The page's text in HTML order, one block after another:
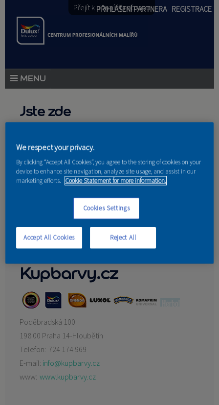
Přejít k hlavnímu obsahu
PŘIHLÁŠENÍ PARTNERA REGISTRACE
PRODUKTOVÉ NOVINKY
PORADENSTVÍ
AKCE A NOVINKY
KONTAKT
Jste zde
Nakupují u nás
David Telvak
Maliřské prace
MT desigen
Kupbarvy.cz
Poděbradská 100
198 00 Praha 14-Hloubětín
Telefon: 724 174 969
E-mail: info@kupbarvy.cz
www: www.kupbarvy.cz
We respect your privacy.
By clicking “Accept All Cookies”, you agree to the storing of cookies on your
device to enhance site navigation, analyze site usage, and assist in our
marketing efforts. Cookie Statement for more information.
Cookies Settings
Reject All
Accept All Cookies